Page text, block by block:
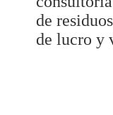
de
de lucro y